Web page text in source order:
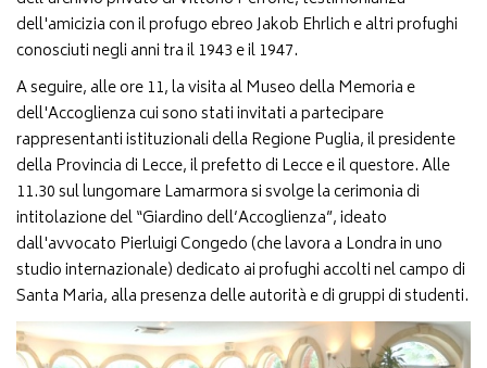
dell'amicizia con il profugo ebreo Jakob Ehrlich e altri profughi
conosciuti negli anni tra il 1943 e il 1947.
A seguire, alle ore 11, la visita al Museo della Memoria e
dell'Accoglienza cui sono stati invitati a partecipare
rappresentanti istituzionali della Regione Puglia, il presidente
della Provincia di Lecce, il prefetto di Lecce e il questore. Alle
11.30 sul lungomare Lamarmora si svolge la cerimonia di
intitolazione del “Giardino dell’Accoglienza”, ideato
dall'avvocato Pierluigi Congedo (che lavora a Londra in uno
studio internazionale) dedicato ai profughi accolti nel campo di
Santa Maria, alla presenza delle autorità e di gruppi di studenti.